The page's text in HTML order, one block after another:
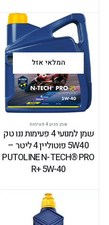
המלאי אזל
שמן מנוע 4 פעימות
שמן למנועי 4 פעימות ננו טק
5W40 פוטוליין 4 ליטר –
PUTOLINE N-TECH® PRO
R+ 5W-40